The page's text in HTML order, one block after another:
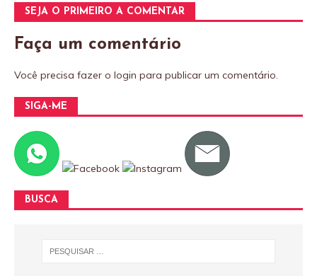
SEJA O PRIMEIRO A COMENTAR
Faça um comentário
Você precisa fazer o login para publicar um comentário.
SIGA-ME
BUSCA